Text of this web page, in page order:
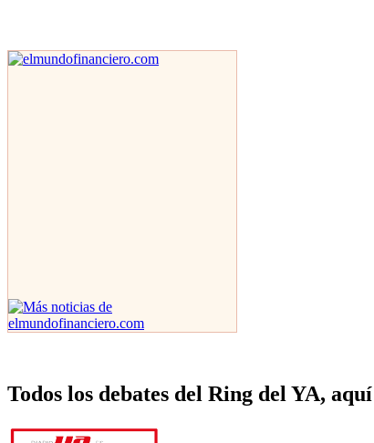
Todos los debates del Ring del YA, aquí